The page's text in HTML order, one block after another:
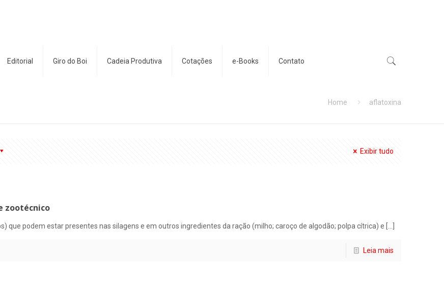
Editorial Giro do Boi Cadeia Produtiva Cotações e-Books Contato
Home aflatoxina
Exibir tudo
zootécnico
que podem estar presentes nas silagens e em outros ingredientes da ração (milho; caroço de algodão; polpa cítrica) e
Leia mais